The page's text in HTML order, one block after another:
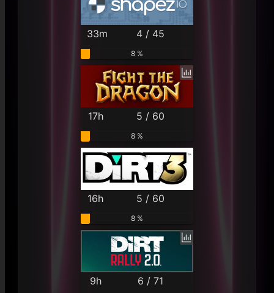
33m 4 / 45
8 %
17h 5 / 60
8 %
16h 5 / 60
8 %
9h 6 / 71